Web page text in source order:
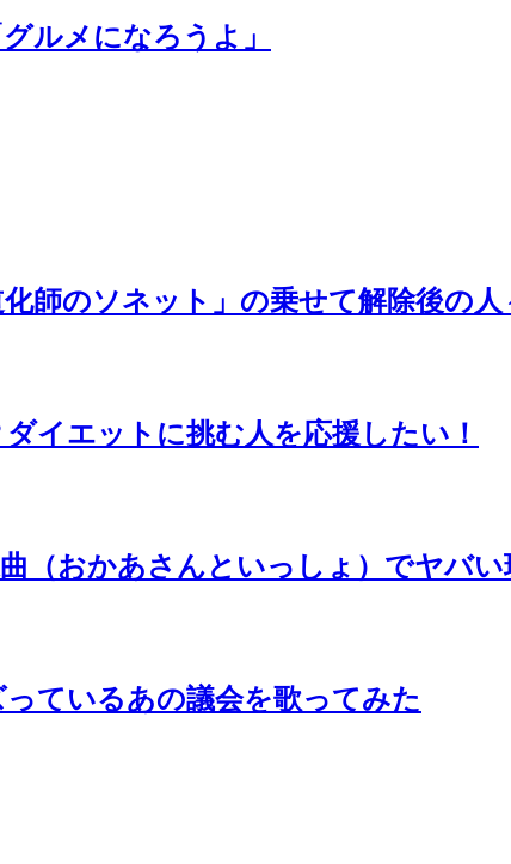
ルメになろうよ」
のソネット」の乗せて解除後の人
イエットに挑む人を応援したい！
おかあさんといっしょ）でヤバい
ているあの議会を歌ってみた